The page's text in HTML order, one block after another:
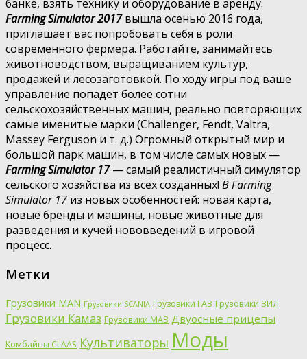
банке, взять технику и оборудование в аренду.
Farming Simulator 2017вышла осенью 2016 года,
приглашает вас попробовать себя в роли
современного фермера. Работайте, занимайтесь
животноводством, выращиванием культур,
продажей и лесозаготовкой. По ходу игры под ваше
управление попадет более сотни
сельскохозяйственных машин, реально повторяющих
самые именитые марки (Challenger, Fendt, Valtra,
Massey Ferguson и т. д.) Огромный открытый мир и
большой парк машин, в том числе самых новых —
Farming Simulator 17 — самый реалистичный симулятор
сельского хозяйства из всех созданных! В Farming
Simulator 17 из новых особенностей: новая карта,
новые бренды и машины, новые животные для
разведения и кучей нововведений в игровой
процесс.
Метки
Грузовики MAN Грузовики SCANIA Грузовики ГАЗ Грузовики ЗИЛ
Грузовики Камаз Грузовики МАЗ Двуосные прицепы
Комбайны CLAAS Культиваторы Моды